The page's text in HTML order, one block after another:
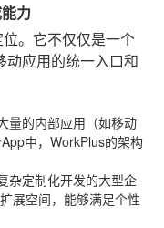
力
位。它不仅仅是一个
动应用的统一入口和
量的内部应用（如移动
中，WorkPlus的架构
杂定制化开发的大型企
展空间，能够满足个性